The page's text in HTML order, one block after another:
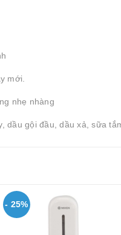
mới.
nhẹ nhàng
dầu gội đầu, dầu xả, sữa
- 25%